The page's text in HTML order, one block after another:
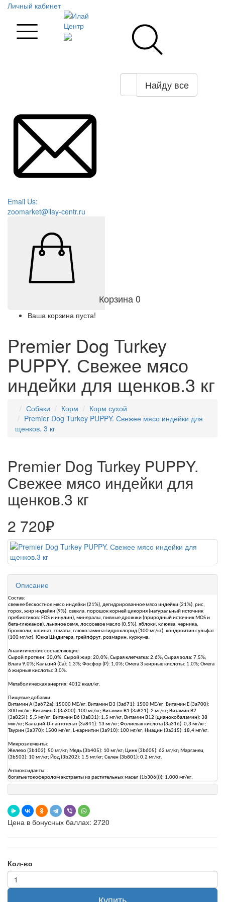
Личный кабинет
Найду все
Email Us:
zoomarket@ilay-centr.ru
Корзина0
Ваша корзина пуста!
Premier Dog Turkey
PUPPY. Свежее мясо
индейки для щенков.3 кг
Собаки Корм
Корм сухой
Premier Dog Turkey PUPPY. Свежее мясо индейки для
щенков. 3 кг
Premier Dog Turkey PUPPY.
Свежее мясо индейки для
щенков.3 кг
2 720₽
Описание
Состав:
свежее бескостное мясо индейки (21%), дегидрированное мясо индейки (21%), рис,
горох, жир индейки (9%), свекла, порошок корней цикория (натуральный источник
пребиотиков: FOS и инулин), минералы, пивные дрожжи (природный источник MOS и
бета-глюканов), льняное семя, лососевое масло (0,5%), яблоки, клюква, черника,
брокколи, шпинат, томаты, глюкозамина гидрохлорид (100 мг/кг), хондроитин сульфат
(100 мг/кг), Юкка Шидигера, грейпфрут, розмарин, куркума.
Аналитические составляющие:
Сырой протеин: 30,0%; Сырой жир: 20,0%; Сырая клетчатка: 2,6%; Сырая зола: 7,5%;
Влага 9,0%; Кальций (Ca): 1,3%; Фосфор (P): 1,0%; Омега 3 жирные кислоты: 1,0%; Омега
6 жирные кислоты: 3,0%.
Метаболическая энергия: 4012 ккал/кг.
Пищевые добавки:
Витамин А (3a672a): 15000 МЕ/кг; Витамин D3 (3a671): 1500 МЕ/кг; Витамин Е (3a700):
300 мг/кг; Витамин C (3a300): 100 мг/кг; Витамин B1 (3a821): 2 мг/кг; Витамин B2
(3a825i): 5,5 мг/кг; Витамин B6 (3a831): 1,5 мг/кг; Витамин B12 (цианокобаламин): 38
мкг/кг; Кальций-D-пантотенат (3a841): 13 мг/кг; Фолиевая кислота (3a316): 0,3 мг/кг;
Таурин (3a370): 1500 мг/кг; L-карнитин (3a910): 100 мг/кг; Ниацин (3a315): 18,4 мг/кг.
Микроэлементы:
Железо (3b103): 50 мг/кг; Медь (3b405): 10 мг/кг; Цинк (3b605): 62 мг/кг; Марганец
(3b503): 10 мг/кг; Йод (3b202): 1,5 мг/кг; Селен (3b801): 0,2 мг/кг.
Антиоксиданты:
богатые токоферолом экстракты из растительных масел (1b306(i)): 1,000 мг/кг.
Цена в бонусных баллах: 2720
Кол-во